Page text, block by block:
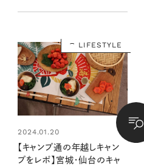
LIFESTYLE
2024.01.20
【キャンプ通の年越しキャン
プをレポ】宮城・仙台のキャ